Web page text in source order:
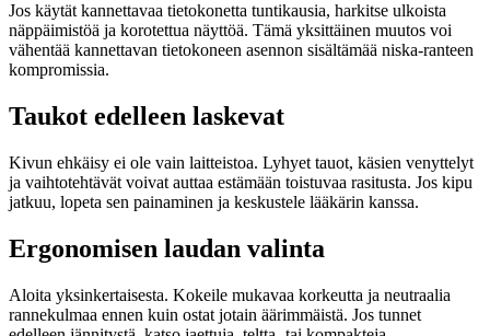
Jos käytät kannettavaa tietokonetta tuntikausia, harkitse ulkoista
näppäimistöä ja korotettua näyttöä. Tämä yksittäinen muutos voi
vähentää kannettavan tietokoneen asennon sisältämää niska-ranteen
kompromissia.
Taukot edelleen laskevat
Kivun ehkäisy ei ole vain laitteistoa. Lyhyet tauot, käsien venyttelyt
ja vaihtotehtävät voivat auttaa estämään toistuvaa rasitusta. Jos kipu
jatkuu, lopeta sen painaminen ja keskustele lääkärin kanssa.
Ergonomisen laudan valinta
Aloita yksinkertaisesta. Kokeile mukavaa korkeutta ja neutraalia
rannekulmaa ennen kuin ostat jotain äärimmäistä. Jos tunnet